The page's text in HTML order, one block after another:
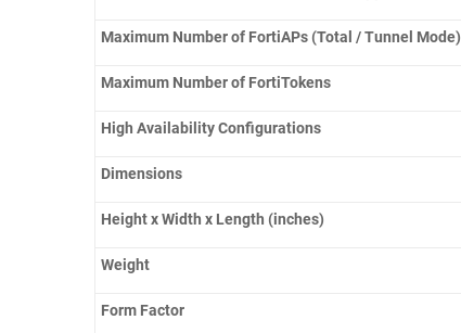
Maximum Number of FortiAPs (Total / Tunnel Mode)
Maximum Number of FortiTokens
High Availability Configurations
Dimensions
Height x Width x Length (inches)
Weight
Form Factor